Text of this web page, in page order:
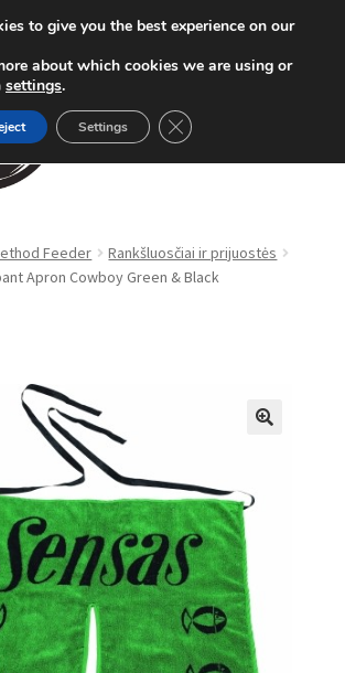
Feeder
Rankšluosčiai ir prijuostės
Apron Cowboy Green & Black
to give you the best experience on our
about which cookies we are using or
settings.
Settings Close GDPR Cookie